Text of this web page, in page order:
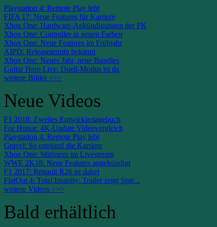
Playstation 4: Remote Play lebt
FIFA 17: Neue Features für Karriere
Xbox One: Hardware-Ankündigungen der PK
Xbox One: Controller in neuen Farben
Xbox One: Neue Features im Frühjahr
AIPD: Releasetermin bekannt
Xbox One: Neues Jahr, neue Bundles
Guitar Hero Live: Duell-Modus ist da
weitere Bilder >>>
Neue Videos
F1 2018: Zweites Entwicklertagebuch
For Honor: 4K-Update Videovergleich
Playstation 4: Remote Play lebt
Gravel: So entstand die Karriere
Xbox One: Mitfeiern im Livestream
WWE 2K18: Neue Features angekündigt
F1 2017: Renault R26 ist dabei
FlatOut 4: Total Insanity: Trailer zeigt Spie...
weitere Videos >>>
Bald erhältlich